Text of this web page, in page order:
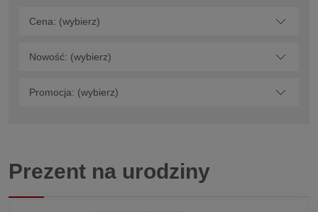
Cena: (wybierz)
Nowość: (wybierz)
Promocja: (wybierz)
Prezent na urodziny